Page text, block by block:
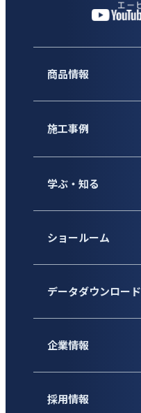
商品情報
施工事例
学ぶ・知る
ショールーム
データダウンロード
企業情報
採用情報